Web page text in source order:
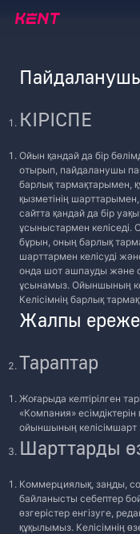
Пайдаланушы
КІРІСПЕ
Ойын қандай да бір
отырып, пайдаланушы
барлық тармақтарымен,
қызметінің
сайтта қандай да бір
ұсыныстармен келіседі.
бұрын, оның барлық
шарттармен келісуді
онда шот ашпауды және
ұсынамыз. Ойыншының
Келісімнің барлық
Жалпы
Тараптар
Жоғарыда келтірілген
«Компания»
ойыншының келісімшарт
Шарттарды
Коммерциялық, заңды,
байланысты себептер
өзгерістер енгізуге,
құқылымыз. Келісімнің